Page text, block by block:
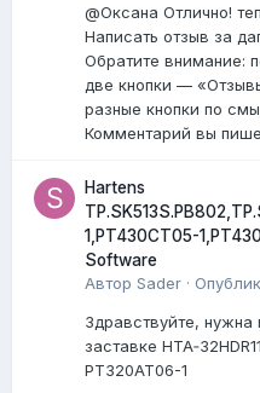
@Оксана Отлично!
Написать отзыв за
Обратите внимание:
две кнопки —
разные кнопки по
Комментарий вы
Hartens
1,PT430CT05-
Software
Автор Sader ·
Здравствуйте,
заставке
PT320AT06-1